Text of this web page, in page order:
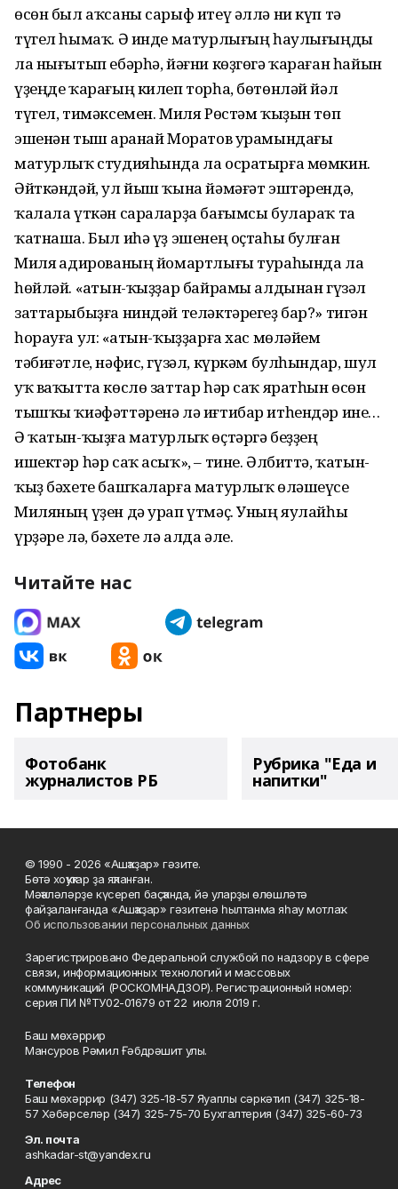
өсөн был аҡсаны сарыф итеү әллә ни күп тә
түгел һымаҡ. Ә инде матурлығың һаулығыңды
ла нығытып ебәрһә, йәғни көҙгөгә ҡараған һайын
үҙеңде ҡарағың килеп торһа, бөтөнләй йәл
түгел, тимәксемен. Миля Рөстәм ҡыҙын төп
эшенән тыш Ҡаранай Моратов урамындағы
матурлыҡ студияһында ла осратырға мөмкин.
Әйткәндәй, ул йыш ҡына йәмәғәт эштәрендә,
ҡалала үткән сараларҙа бағымсы булараҡ та
ҡатнаша. Был иһә үҙ эшенең оҫтаһы булған
Миля Ҡадированың йомартлығы тураһында ла
һөйләй. «Ҡатын-ҡыҙҙар байрамы алдынан гүзәл
заттарыбыҙға ниндәй теләктәрегеҙ бар?» тигән
һорауға ул: «Ҡатын-ҡыҙҙарға хас мөләйем
тәбиғәтле, нәфис, гүзәл, күркәм булһындар, шул
уҡ ваҡытта көслө заттар һәр саҡ яратһын өсөн
тышҡы ҡиәфәттәренә лә иғтибар итһендәр ине…
Ә ҡатын-ҡыҙға матурлыҡ өҫтәргә беҙҙең
ишектәр һәр саҡ асыҡ», – тине. Әлбиттә, ҡатын-
ҡыҙ бәхете башҡаларға матурлыҡ өләшеүсе
Миляның үҙен дә урап үтмәҫ. Уның яулайһы
үрҙәре лә, бәхете лә алда әле.
Читайте нас
Партнеры
Фотобанк
журналистов РБ
Рубрика "Еда и
напитки"
© 1990 - 2026 «Ашҡаҙар» гәзите.
Бөтә хоҡуҡтар ҙа яҡланған.
Мәҡәләләрҙе күсереп баҫҡанда, йә уларҙы өлөшләтә
файҙаланғанда «Ашҡаҙар» гәзитенә һылтанма яһау мотлаҡ.
Об использовании персональных данных
Зарегистрировано Федеральной службой по надзору в сфере
связи, информационных технологий и массовых
коммуникаций (РОСКОМНАДЗОР). Регистрационный номер:
серия ПИ №ТУ02-01679 от 22 июля 2019 г.
Баш мөхәррир
Мансуров Рәмил Ғәбдрәшит улы.
Телефон
Баш мөхәррир (347) 325-18-57 Яуаплы сәркәтип (347) 325-18-
57 Хәбәрселәр (347) 325-75-70 Бухгалтерия (347) 325-60-73
Эл. почта
ashkadar-st@yandex.ru
Адрес